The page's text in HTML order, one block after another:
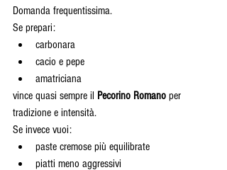
Domanda frequentissima.
Se prepari:
carbonara
cacio e pepe
amatriciana
vince quasi sempre il Pecorino Romano per
tradizione e intensità.
Se invece vuoi:
paste cremose più equilibrate
piatti meno aggressivi